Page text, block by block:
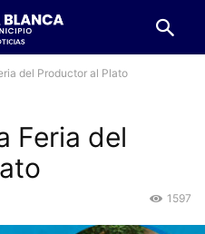
del Productor al Plato
Feria del
1597